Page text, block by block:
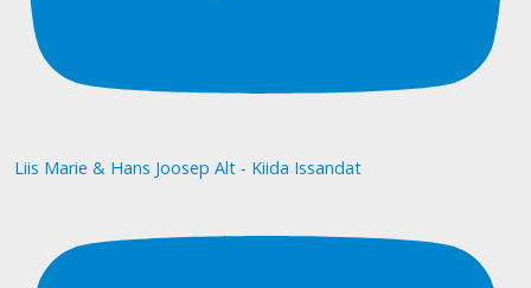
Liis Marie & Hans Joosep Alt - Kiida Issandat